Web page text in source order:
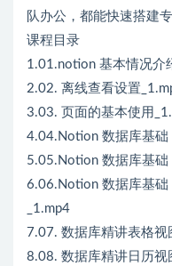
队办公，都能快速搭建
课程目录
1.01.notion 基本情况介
2.02. 离线查看设置
3.03. 页面的基本使用
4.04.Notion 数据库基础
5.05.Notion 数据库基
6.06.Notion 数据库基础
_1.mp4
7.07. 数据库精讲表格视
8.08. 数据库精讲日历视